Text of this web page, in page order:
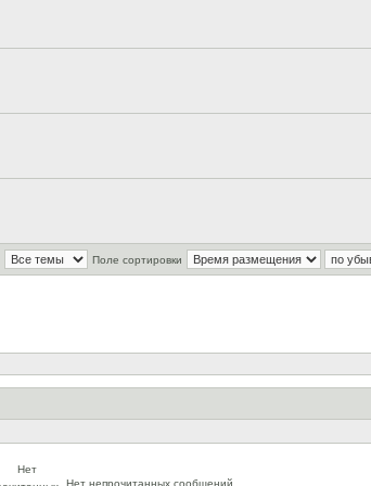
Поле сортировки
Нет непрочитанных сообщений